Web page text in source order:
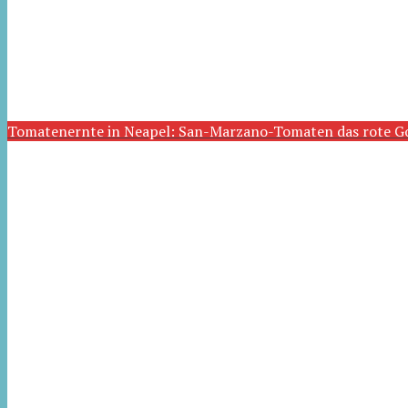
Tomatenernte in Neapel: San-Marzano-Tomaten das rote